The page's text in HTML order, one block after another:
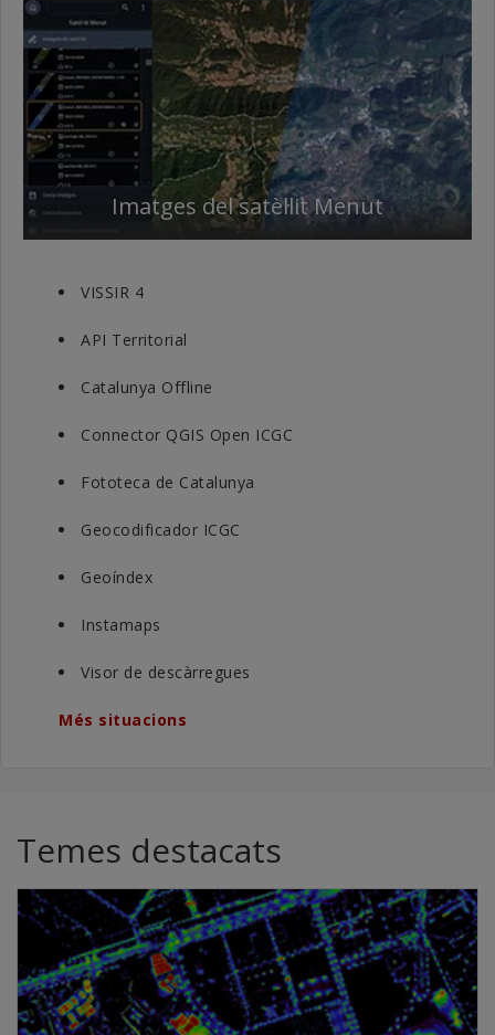
Imatges del satèl·lit Menut
VISSIR 4
API Territorial
Catalunya Offline
Connector QGIS Open ICGC
Fototeca de Catalunya
Geocodificador ICGC
Geoíndex
Instamaps
Visor de descàrregues
Més situacions
Temes destacats